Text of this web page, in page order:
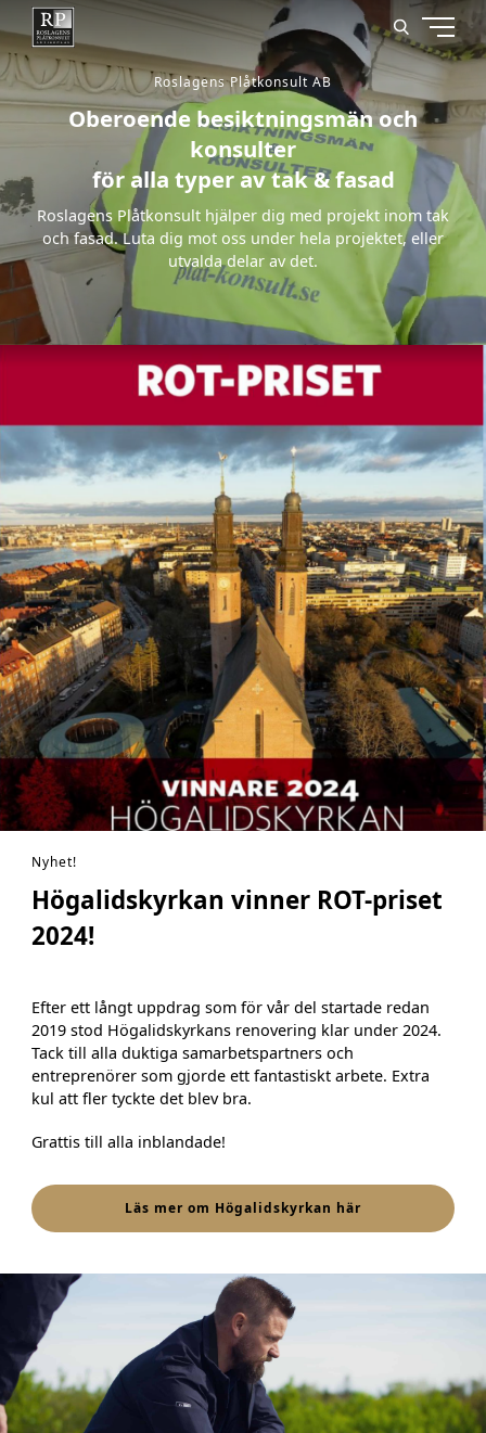
Roslagens Plåtkonsult AB
Oberoende besiktningsmän och
konsulter
för alla typer av tak & fasad
Roslagens Plåtkonsult hjälper dig med projekt inom tak
och fasad. Luta dig mot oss under hela projektet, eller
utvalda delar av det.
Nyhet!
Högalidskyrkan vinner ROT-priset
2024!
Efter ett långt uppdrag som för vår del startade redan
2019 stod Högalidskyrkans renovering klar under 2024.
Tack till alla duktiga samarbetspartners och
entreprenörer som gjorde ett fantastiskt arbete. Extra
kul att fler tyckte det blev bra.
Grattis till alla inblandade!
Läs mer om Högalidskyrkan här